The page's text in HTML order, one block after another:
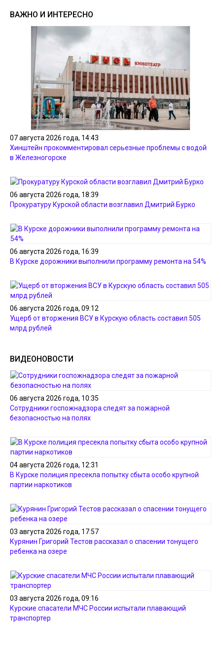
ВАЖНО И ИНТЕРЕСНО
07 августа 2026 года, 14:43
Хинштейн прокомментировал серьезные проблемы с водой
в Железногорске
06 августа 2026 года, 18:39
Прокуратуру Курской области возглавил Дмитрий Бурко
06 августа 2026 года, 16:39
В Курске дорожники выполнили программу ремонта на 54%
06 августа 2026 года, 09:12
Ущерб от вторжения ВСУ в Курскую область составил 505
млрд рублей
ВИДЕОНОВОСТИ
06 августа 2026 года, 10:35
Сотрудники госпожнадзора следят за пожарной
безопасностью на полях
04 августа 2026 года, 12:31
В Курске полиция пресекла попытку сбыта особо крупной
партии наркотиков
03 августа 2026 года, 17:57
Курянин Григорий Тестов рассказал о спасении тонущего
ребенка на озере
03 августа 2026 года, 09:16
Курские спасатели МЧС России испытали плавающий
транспортер